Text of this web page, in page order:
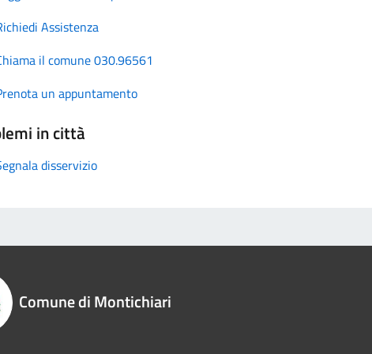
Assistenza
il comune 030.96561
un appuntamento
in città
disservizio
Comune di Montichiari